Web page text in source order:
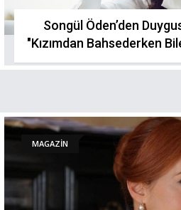
Songül Öden’den
"Kızımdan Bahsederken
MAGAZİN